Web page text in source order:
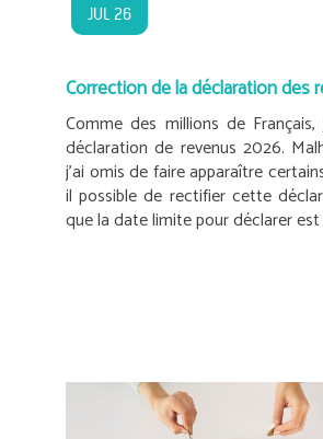
JUL 26
Correction de la déclaration des
Comme des millions de Français,
déclaration de revenus 2026.
j’ai omis de faire apparaître
il possible de rectifier cette
que la date limite pour déclarer